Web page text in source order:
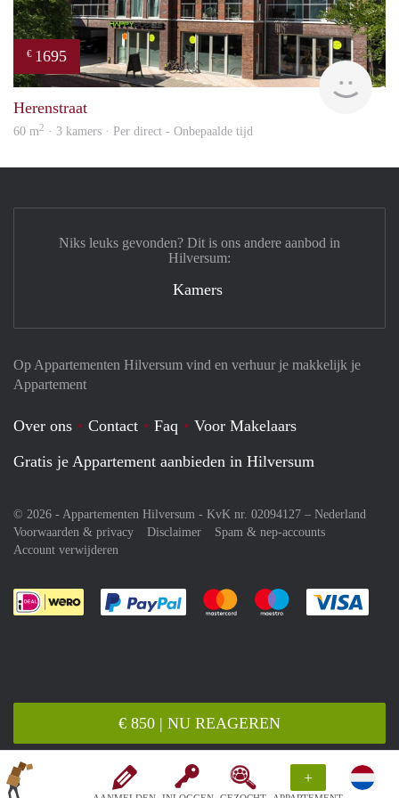
+
€ 850 | NU REAGEREN
€ 1695
Herenstraat
60 m2 · 3 kamers · Per direct - Onbepaalde tijd
Op Appartementen Hilversum vind en verhuur je makkelijk je
Appartement
Over ons Contact Faq
Voor Makelaars
Gratis je Appartement aanbieden in Hilversum
© 2026 - Appartementen Hilversum - KvK nr. 02094127 – Nederland
Voorwaarden & privacy
Disclaimer
Spam & nep-accounts
Account verwijderen
Je rekent gemakkelijk af met Paypal
Je rekent gemakkelijk af met
Je rekent
Niks leuks gevonden? Dit is ons andere aanbod in
Hilversum:
Kamers